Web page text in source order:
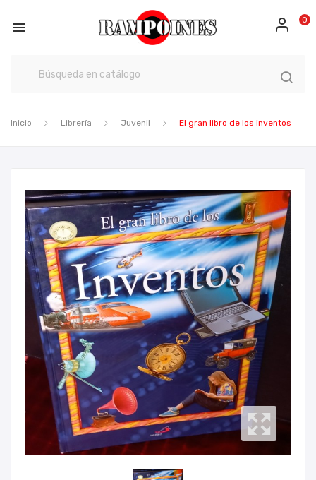
 0
Inicio Librería Juvenil El gran libro de los inventos